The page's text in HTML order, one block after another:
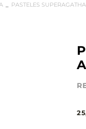
PASTELES SUPERAGATHA